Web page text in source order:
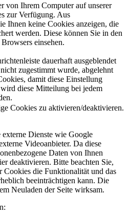
von Ihrem Computer auf unserer
zur Verfügung. Aus
Ihnen keine Cookies anzeigen, die
werden. Diese können Sie in den
einsehen.
dauerhaft ausgeblendet
zugestimmt wurde, abgelehnt
damit diese Einstellung
diese Mitteilung bei jedem
Cookies zu aktivieren/deaktivieren.
Dienste wie Google
Videoanbieter. Da diese
Daten von Ihnen
deaktivieren. Bitte beachten Sie,
Cookies die Funktionalität und das
beeinträchtigen kann. Die
Neuladen der Seite wirksam.